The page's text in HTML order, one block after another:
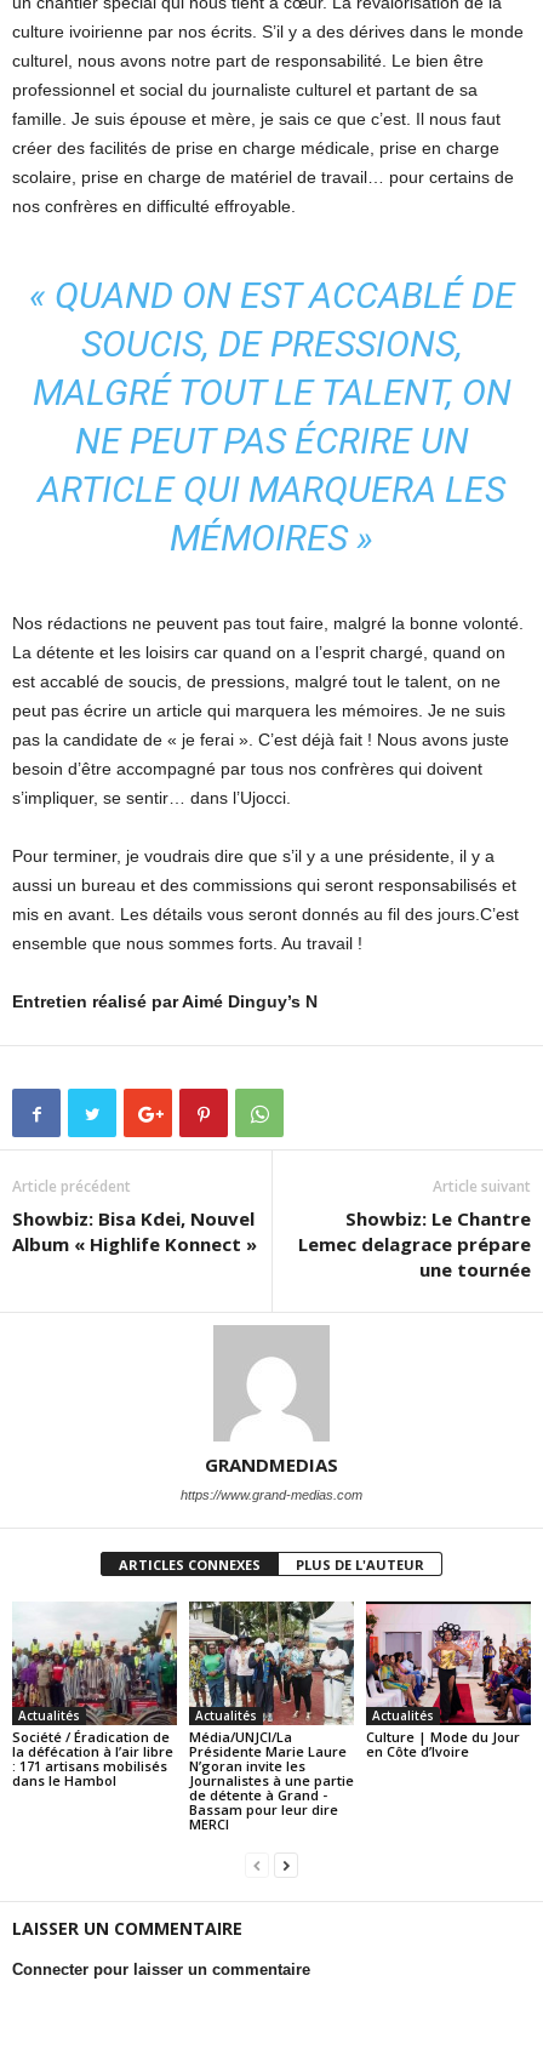
culture ivoirienne par nos écrits. S’il y a des dérives dans le monde
culturel, nous avons notre part de responsabilité. Le bien être
professionnel et social du journaliste culturel et partant de sa
famille. Je suis épouse et mère, je sais ce que c’est. Il nous faut
créer des facilités de prise en charge médicale, prise en charge
scolaire, prise en charge de matériel de travail… pour certains de
nos confrères en difficulté effroyable.
« QUAND ON EST ACCABLÉ DE
SOUCIS, DE PRESSIONS,
MALGRÉ TOUT LE TALENT, ON
NE PEUT PAS ÉCRIRE UN
ARTICLE QUI MARQUERA LES
MÉMOIRES »
Nos rédactions ne peuvent pas tout faire, malgré la bonne volonté.
La détente et les loisirs car quand on a l’esprit chargé, quand on
est accablé de soucis, de pressions, malgré tout le talent, on ne
peut pas écrire un article qui marquera les mémoires. Je ne suis
pas la candidate de « je ferai ». C’est déjà fait ! Nous avons juste
besoin d’être accompagné par tous nos confrères qui doivent
s’impliquer, se sentir… dans l’Ujocci.
Pour terminer, je voudrais dire que s’il y a une présidente, il y a
aussi un bureau et des commissions qui seront responsabilisés et
mis en avant. Les détails vous seront donnés au fil des jours.C’est
ensemble que nous sommes forts. Au travail !
Entretien réalisé par Aimé Dinguy’s N
Article précédent
Showbiz: Bisa Kdei, Nouvel
Album « Highlife Konnect »
Article suivant
Showbiz: Le Chantre
Lemec delagrace prépare
une tournée
GRANDMEDIAS
https://www.grand-medias.com
ARTICLES CONNEXES PLUS DE L'AUTEUR
Actualités
Société / Éradication de
la défécation à l’air libre
: 171 artisans mobilisés
dans le Hambol
Actualités
Média/UNJCI/La
Présidente Marie Laure
N’goran invite les
Journalistes à une partie
de détente à Grand -
Bassam pour leur dire
MERCI
Actualités
Culture | Mode du Jour
en Côte d’Ivoire
LAISSER UN COMMENTAIRE
Connecter pour laisser un commentaire